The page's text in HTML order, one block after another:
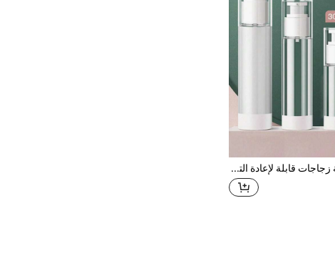
1 قطعة مجموعة زجاجات قابلة لإعادة التعبئة بمضخة شفافة محمولة بسيطة، 15مل/30مل/50مل/100مل زجاجات قابلة لإعادة التعبئة موزع لوشن بحجم السفر